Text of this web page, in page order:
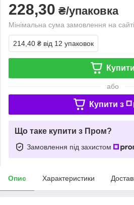
228,30 ₴/упаковка
Мінімальна сума замовлення на
214,40 ₴ від 12 упаковок
Купити
або
Купити з
Що таке купити з Пром?
Замовлення під захистом
Опис Характеристики